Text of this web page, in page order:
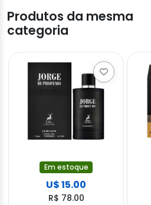
Produtos da mesma
categoria
Em estoque
U$ 15.00
R$ 78.00